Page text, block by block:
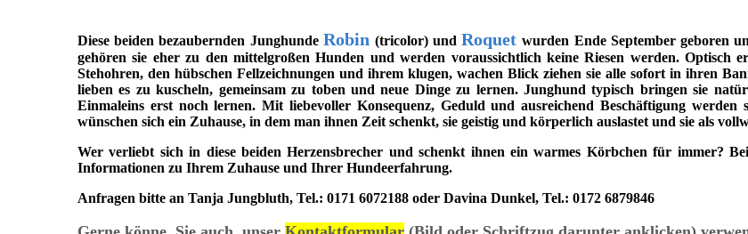
Diese beiden bezaubernden Junghunde Robin (tricolor) und Roquetwurden Ende September geboren
gehören sie eher zu den mittelgroßen Hunden und werden voraussichtlich keine Riesen werden.
Stehohren, den hübschen Fellzeichnungen und ihrem klugen, wachen Blick ziehen sie alle sofort in ihren
lieben es zu kuscheln, gemeinsam zu toben und neue Dinge zu lernen. Junghund typisch bringen sie
Einmaleins erst noch lernen. Mit liebevoller Konsequenz, Geduld und ausreichend Beschäftigung
wünschen sich ein Zuhause, in dem man ihnen Zeit schenkt, sie geistig und körperlich auslastet und sie als
Wer verliebt sich in diese beiden Herzensbrecher und schenkt ihnen ein warmes Körbchen für immer?
Informationen zu Ihrem Zuhause und Ihrer Hundeerfahrung.
Anfragen bitte an Tanja Jungbluth, Tel.: 0171 6072188 oder Davina Dunkel, Tel.: 0172 6879846